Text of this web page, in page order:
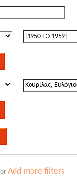
orAdd more filters